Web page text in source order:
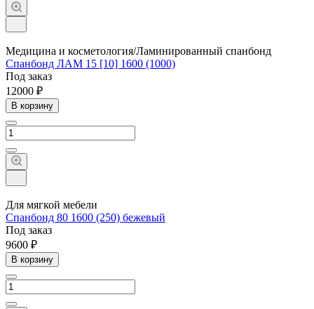
Медицина и косметология/Ламинированный спанбонд
Спанбонд ЛАМ 15 [10] 1600 (1000)
Под заказ
12000 ₽
В корзину
Для мягкой мебели
Спанбонд 80 1600 (250) бежевый
Под заказ
9600 ₽
В корзину